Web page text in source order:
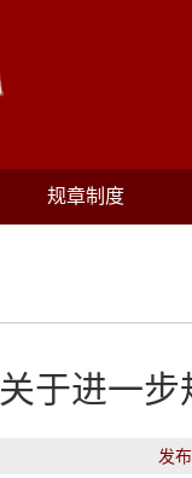
规章制度
关于进一
发